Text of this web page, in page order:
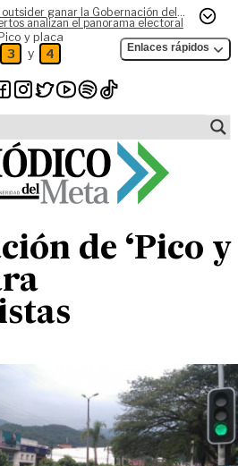
outsider ganar la Gobernación del
analizan el panorama electoral
Pico y placa
3 y 4 Enlaces rápidos
de ‘Pico y